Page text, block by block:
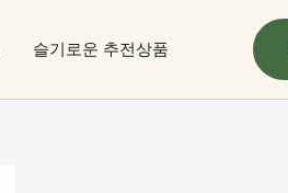
슬기로운 추전상품